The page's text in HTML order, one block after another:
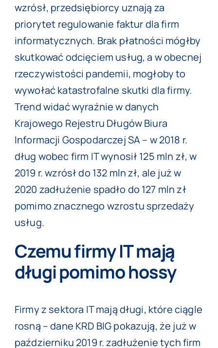
wzrósł, przedsiębiorcy uznają za
priorytet regulowanie faktur dla firm
informatycznych. Brak płatności mógłby
skutkować odcięciem usług, a w obecnej
rzeczywistości pandemii, mogłoby to
wywołać katastrofalne skutki dla firmy.
Trend widać wyraźnie w danych
Krajowego Rejestru Długów Biura
Informacji Gospodarczej SA – w 2018 r.
dług wobec firm IT wynosił 125 mln zł, w
2019 r. wzrósł do 132 mln zł, ale już w
2020 zadłużenie spadło do 127 mln zł
pomimo znacznego wzrostu sprzedaży
usług.
Czemu firmy IT mają
długi pomimo hossy
Firmy z sektora IT mają długi, które ciągle
rosną – dane KRD BIG pokazują, że już w
październiku 2019 r. zadłużenie tych firm